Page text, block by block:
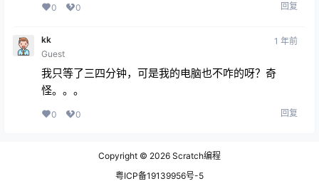
0 0 回复
kk
Guest
1 年前
我只等了三四分钟，可是我的电脑也不咋的呀？奇
怪。。。
0 0 回复
Copyright © 2026 Scratch编程
粤ICP备19139956号-5